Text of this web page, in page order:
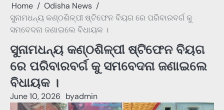
Home
Odisha News
ସୁନାମଧନ୍ୟ କଣ୍ଠଶିଳ୍ପୀ ଷ୍ଟିଫେନ ବିୟଗ ରେ ପରିବାରବର୍ଗ କୁ
ସମବେଦନା ଜଣାଇଲେ ବିଧାୟକ ।
ସୁନାମଧନ୍ୟ କଣ୍ଠଶିଳ୍ପୀ ଷ୍ଟିଫେନ ବିୟଗ
ରେ ପରିବାରବର୍ଗ କୁ ସମବେଦନା ଜଣାଇଲେ
ବିଧାୟକ ।
June 10, 2026 byadmin